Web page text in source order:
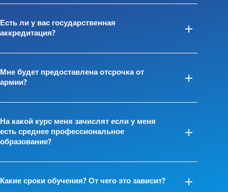
Есть ли у вас государственная
аккредитация?
Мне будет предоставлена отсрочка от
армии?
На какой курс меня зачислят если у меня
есть среднее профессиональное
образование?
Какие сроки обучения? От чего это зависит?